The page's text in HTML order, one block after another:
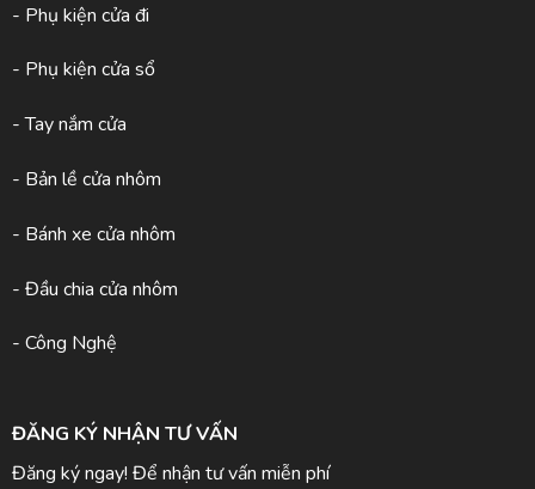
- Phụ kiện cửa đi
- Phụ kiện cửa sổ
- Tay nắm cửa
- Bản lề cửa nhôm
- Bánh xe cửa nhôm
- Đầu chia cửa nhôm
- Công Nghệ
ĐĂNG KÝ NHẬN TƯ VẤN
Đăng ký ngay! Để nhận tư vấn miễn phí